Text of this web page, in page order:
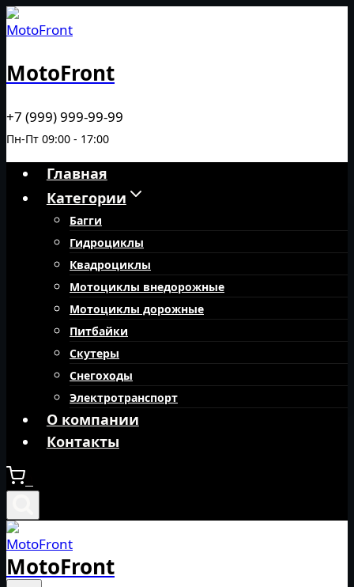
Перейти
к
MotoFront
+7 (999) 999-99-99
Пн-Пт 09:00 - 17:00
Главная
Категории
Багги
Гидроциклы
Квадроциклы
Мотоциклы внедорожные
Мотоциклы дорожные
Питбайки
Скутеры
Снегоходы
Электротранспорт
О компании
Контакты
MotoFront